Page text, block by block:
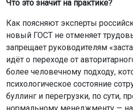
нормальному менеджменту — на
с номером ГОСТа.
Для компаний, которые внедрят
преимущества очевидны:
рост лояльности и
сотрудников — более здоровые
труда, где уважают их личные
здоровье.